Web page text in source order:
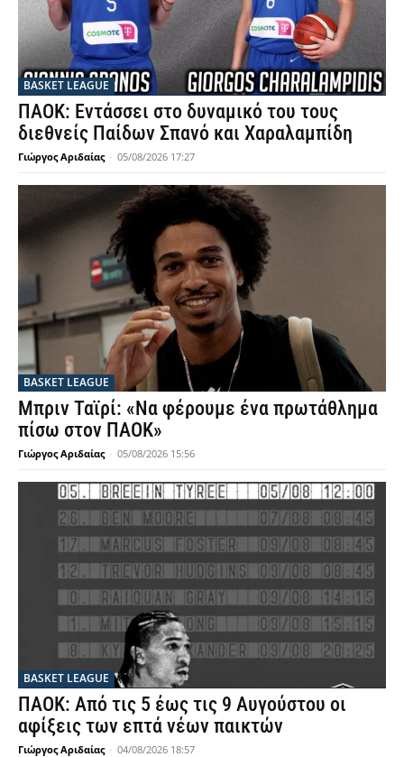
BASKET LEAGUE
ΠΑΟΚ: Εντάσσει στο δυναμικό του τους
διεθνείς Παίδων Σπανό και Χαραλαμπίδη
Γιώργος Αριδαίας - 05/08/2026 17:27
BASKET LEAGUE
Μπριν Ταϊρί: «Να φέρουμε ένα πρωτάθλημα
πίσω στον ΠΑΟΚ»
Γιώργος Αριδαίας - 05/08/2026 15:56
BASKET LEAGUE
ΠΑΟΚ: Από τις 5 έως τις 9 Αυγούστου οι
αφίξεις των επτά νέων παικτών
Γιώργος Αριδαίας - 04/08/2026 18:57